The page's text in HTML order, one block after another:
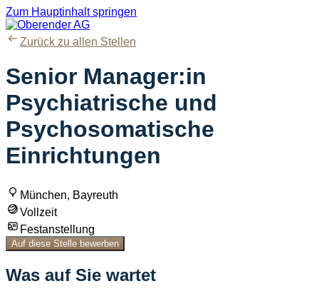
Zum Hauptinhalt springen
Zurück zu allen Stellen
Senior Manager:in
Psychiatrische und
Psychosomatische
Einrichtungen
München, Bayreuth
Vollzeit
Festanstellung
Auf diese Stelle bewerben
Was auf Sie wartet